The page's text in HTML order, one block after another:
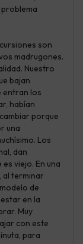
son
madrugones.
Nuestro
bajan
entran los
habían
porque
una
Los
dan
viejo. En una
al terminar
de
en la
Muy
con este
para